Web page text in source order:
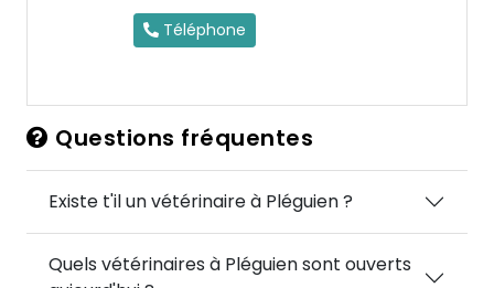
Téléphone
Questions fréquentes
Existe t'il un vétérinaire à Pléguien ?
Quels vétérinaires à Pléguien sont ouverts